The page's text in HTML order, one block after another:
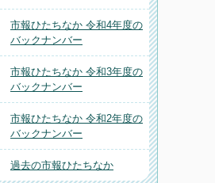
市報ひたちなか 令和4年度の
バックナンバー
市報ひたちなか 令和3年度の
バックナンバー
市報ひたちなか 令和2年度の
バックナンバー
過去の市報ひたちなか